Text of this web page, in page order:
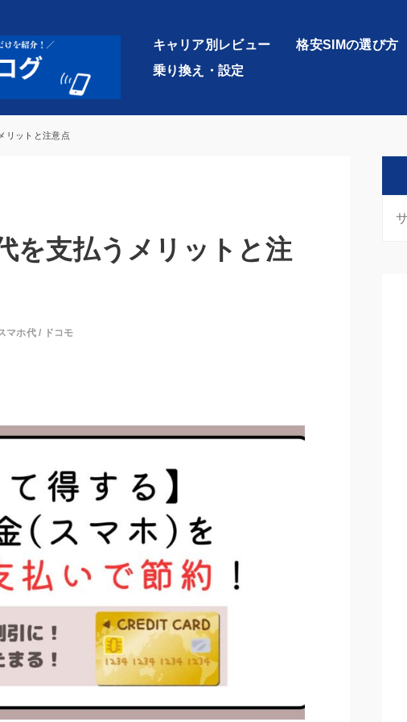
キャリア別レビュー 格安SIMの選び方
乗り換え・設定
リットと注意点
を支払うメリットと注
マホ代/ ドコモ